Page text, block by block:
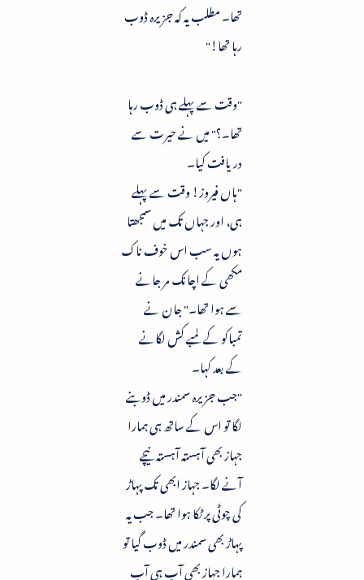
تھا۔ مطلب یہ کہ جزیرہ ڈوب
رہا تھا!"
"وقت سے پہلے ہی ڈوب رہا
تھا۔؟" میں نے حیرت سے
دریافت کیا۔
"ہاں فیروز! وقت سے پہلے
ہی، اور جہاں تک میں سمجھتا
ہوں یہ سب اس خوف ناک
مکھی کے اچانک مر جانے
سے ہوا تھا۔" جان نے
تمباکو کے لمبے کش لگانے
کے بعد کہا۔
"جب جزیرہ سمندر میں ڈوبنے
لگا تو اس کے ساتھ ہی ہمارا
جہاز بھی آہستہ آہستہ نیچے
آنے لگا۔ جہاز ابھی تک پہاڑ
کی چوٹی پر ٹکا ہوا تھا۔ جب یہ
پہاڑ بھی سمندر میں ڈوب گیا تو
ہمارا جہاز بھی آپ ہی آپ